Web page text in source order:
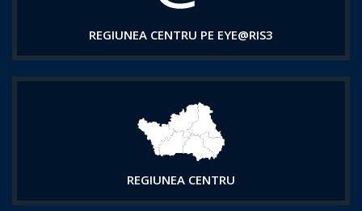
REGIUNEA CENTRU PE EYE@RIS3
REGIUNEA CENTRU